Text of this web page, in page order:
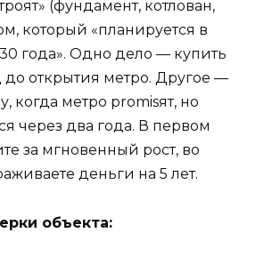
(фундамент, котлован,
который «планируется в
года». Одно дело — купить
до открытия метро. Другое —
когда метро promisят, но
через два года. В первом
за мгновенный рост, во
деньги на 5 лет.
объекта: